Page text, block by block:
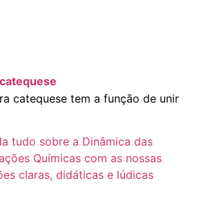
catequese tem a função de unir